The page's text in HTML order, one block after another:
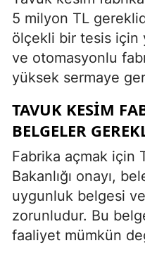
5 milyon TL
ölçekli bir tesis için
ve otomasyonlu
yüksek sermaye
TAVUK KESIM
BELGELER
Fabrika açmak için
Bakanlığı onayı,
uygunluk belgesi ve
zorunludur. Bu
faaliyet mümkün